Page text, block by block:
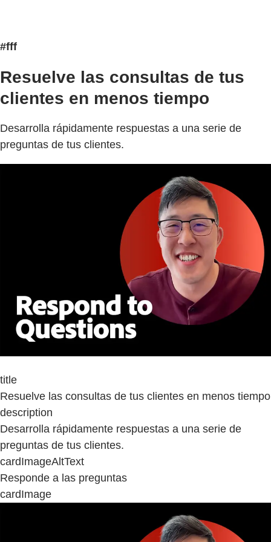
#fff
Resuelve las consultas de tus
clientes en menos tiempo
Desarrolla rápidamente respuestas a una serie de
preguntas de tus clientes.
title
Resuelve las consultas de tus clientes en menos tiempo
description
Desarrolla rápidamente respuestas a una serie de
preguntas de tus clientes.
cardImageAltText
Responde a las preguntas
cardImage